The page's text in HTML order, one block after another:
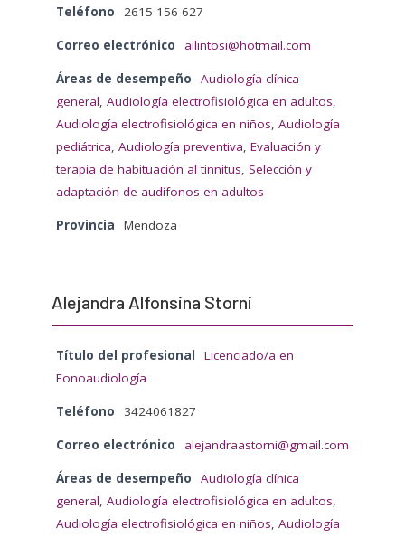
Teléfono 2615 156 627
Correo electrónico ailintosi@hotmail.com
Áreas de desempeño
Audiología clínica
general, Audiología electrofisiológica en adultos,
Audiología electrofisiológica en niños, Audiología
pediátrica, Audiología preventiva, Evaluación y
terapia de habituación al tinnitus, Selección y
adaptación de audífonos en adultos
Provincia Mendoza
Alejandra Alfonsina Storni
Título del profesional
Licenciado/a en
Fonoaudiología
Teléfono 3424061827
Correo electrónico alejandraastorni@gmail.com
Áreas de desempeño
Audiología clínica
general, Audiología electrofisiológica en adultos,
Audiología electrofisiológica en niños, Audiología